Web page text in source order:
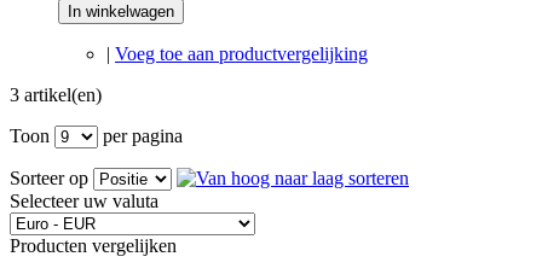
In winkelwagen
| Voeg toe aan productvergelijking
3 artikel(en)
Toon
per pagina
Sorteer op
Selecteer uw valuta
Producten vergelijken